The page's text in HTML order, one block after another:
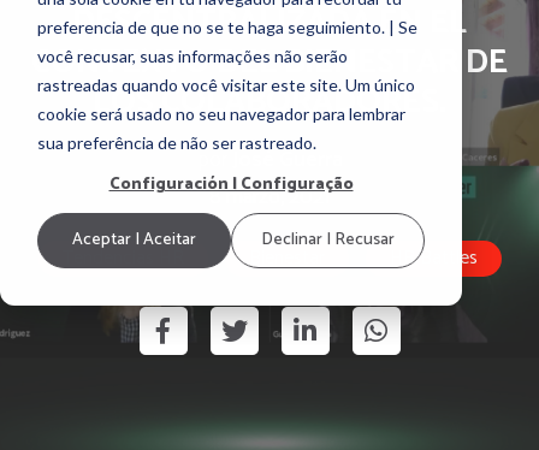
preferencia de que no se te haga seguimiento. | Se
você recusar, suas informações não serão
rastreadas quando você visitar este site. Um único
cookie será usado no seu navegador para lembrar
sua preferência de não ser rastreado.
Configuración | Configuração
Aceptar | Aceitar Declinar | Recusar
DESCENTRALIZADA EN EL
CONTEXTO DEL BIENESTAR DE
LOS COLABORADORES.
porJosé Guerra
8 marzo, 2021
Tendencias HR Bienestar HR Battles